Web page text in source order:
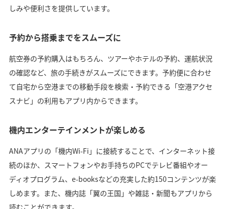
しみや便利さを提供しています。
予約から搭乗までをスムーズに
航空券の予約購入はもちろん、ツアーやホテルの予約、運航状況
の確認など、旅の手続きがスムーズにできます。予約便に合わせ
て自宅から空港までの移動手段を検索・予約できる「空港アクセ
スナビ」の利用もアプリ内からできます。
機内エンターテインメントが楽しめる
ANAアプリの「機内Wi-Fi」に接続することで、インターネット接
続のほか、スマートフォンやお手持ちのPCでテレビ番組やオー
ディオプログラム、e-booksなどの充実した約150コンテンツが楽
しめます。また、機内誌「翼の王国」や雑誌・新聞もアプリから